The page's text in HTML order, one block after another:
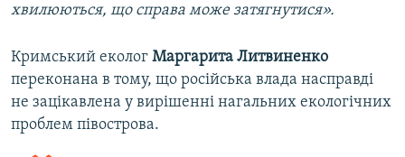
хвилюються, що справа може затягнутися».
Кримський еколог Маргарита Литвиненко
переконана в тому, що російська влада насправді
не зацікавлена у вирішенні нагальних екологічних
проблем півострова.